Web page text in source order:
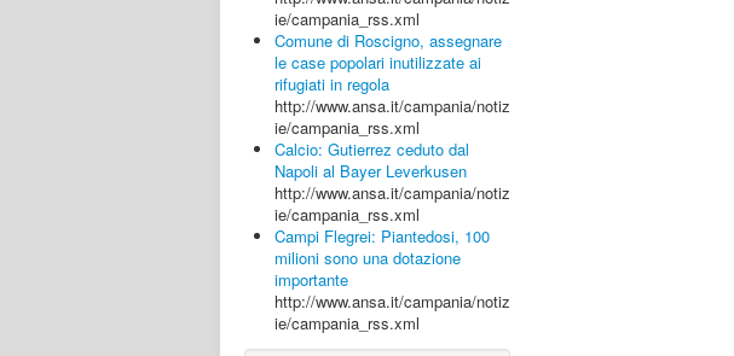
ie/campania_rss.xml
Comune di Roscigno, assegnare
le case popolari inutilizzate ai
rifugiati in regola
http://www.ansa.it/campania/notiz
ie/campania_rss.xml
Calcio: Gutierrez ceduto dal
Napoli al Bayer Leverkusen
http://www.ansa.it/campania/notiz
ie/campania_rss.xml
Campi Flegrei: Piantedosi, 100
milioni sono una dotazione
importante
http://www.ansa.it/campania/notiz
ie/campania_rss.xml